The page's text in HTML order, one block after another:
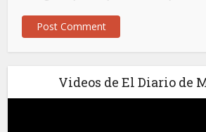
Videos de El Diario de